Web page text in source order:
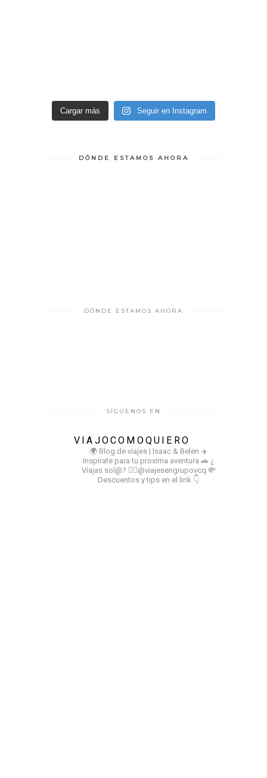
Cargar más Seguir en Instagram
DÓNDE ESTAMOS AHORA
DÓNDE ESTAMOS AHORA
SÍGUENOS EN
VIAJOCOMOQUIERO
🌍 Blog de viajes | Isaac & Belen ✈️
Inspírate para tu proxima aventura 🚗 ¿
Viajas sol@? 👉🏻@viajesengrupovcq 💸
Descuentos y tips en el link 👇